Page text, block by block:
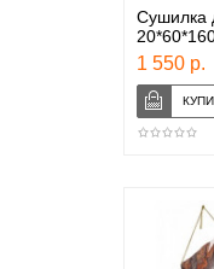
Сушилка
1 550 р.